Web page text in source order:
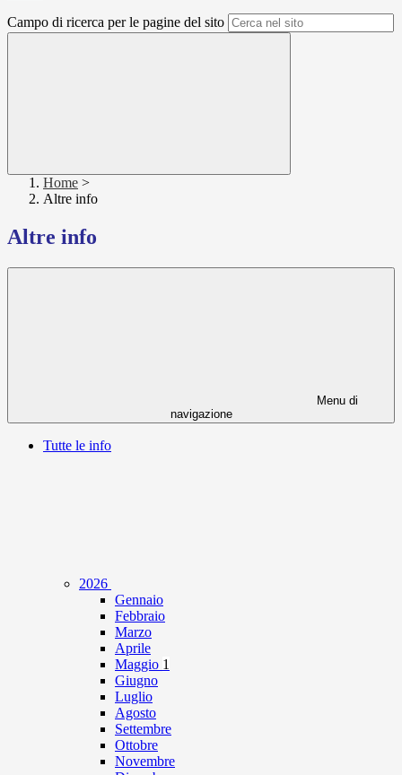
Campo di ricerca per le pagine del sito
Home >
Altre info
Altre info
Menu di
navigazione
Tutte le info
2026
Gennaio
Febbraio
Marzo
Aprile
Maggio 1
Giugno
Luglio
Agosto
Settembre
Ottobre
Novembre